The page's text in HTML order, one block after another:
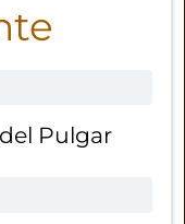
Pulgar